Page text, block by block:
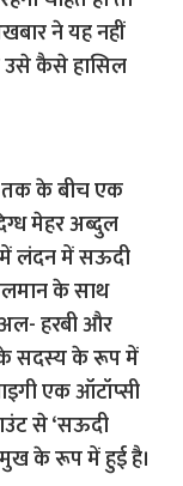
ने यह नहीं
कैसे हासिल
तक के बीच एक
मेहर अब्दुल
लंदन में सऊदी
के साथ
हरबी और
के सदस्य के रूप में
एक ऑटॉप्सी
से ‘सऊदी
के रूप में हुई है।